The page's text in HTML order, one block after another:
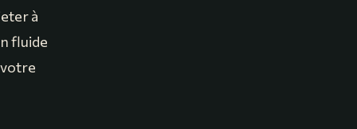
à
fluide